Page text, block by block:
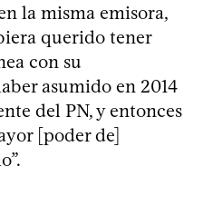
la misma emisora,
querido tener
con su
asumido en 2014
del PN, y entonces
[poder de]